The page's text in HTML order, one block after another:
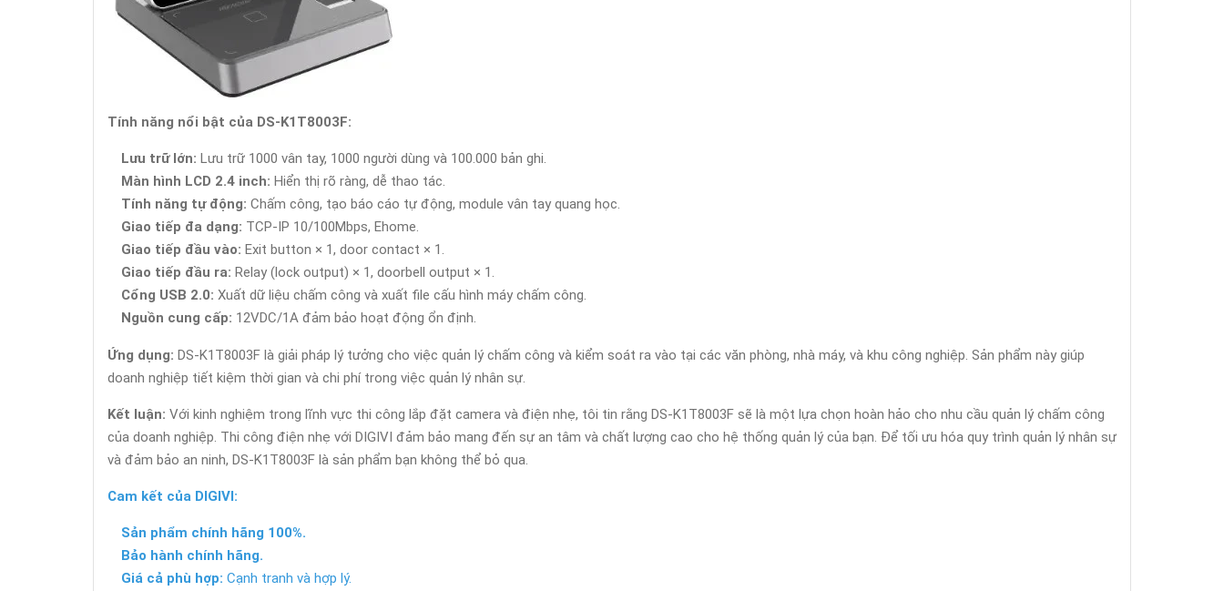
Tính năng nổi bật của DS-K1T8003F:
Lưu trữ lớn: Lưu trữ 1000 vân tay, 1000 người dùng và 100.000 bản ghi.
Màn hình LCD 2.4 inch: Hiển thị rõ ràng, dễ thao tác.
Tính năng tự động: Chấm công, tạo báo cáo tự động, module vân tay quang học.
Giao tiếp đa dạng: TCP-IP 10/100Mbps, Ehome.
Giao tiếp đầu vào: Exit button × 1, door contact × 1.
Giao tiếp đầu ra: Relay (lock output) × 1, doorbell output × 1.
Cổng USB 2.0: Xuất dữ liệu chấm công và xuất file cấu hình máy chấm công.
Nguồn cung cấp: 12VDC/1A đảm bảo hoạt động ổn định.
Ứng dụng: DS-K1T8003F là giải pháp lý tưởng cho việc quản lý chấm công và kiểm soát ra vào tại các văn phòng, nhà máy, và khu công nghiệp. Sản phẩm này giúp
doanh nghiệp tiết kiệm thời gian và chi phí trong việc quản lý nhân sự.
Kết luận: Với kinh nghiệm trong lĩnh vực thi công lắp đặt camera và điện nhẹ, tôi tin rằng DS-K1T8003F sẽ là một lựa chọn hoàn hảo cho nhu cầu quản lý chấm công
của doanh nghiệp. Thi công điện nhẹ với DIGIVI đảm bảo mang đến sự an tâm và chất lượng cao cho hệ thống quản lý của bạn. Để tối ưu hóa quy trình quản lý nhân sự
và đảm bảo an ninh, DS-K1T8003F là sản phẩm bạn không thể bỏ qua.
Cam kết của DIGIVI:
Sản phẩm chính hãng 100%.
Bảo hành chính hãng.
Giá cả phù hợp: Cạnh tranh và hợp lý.